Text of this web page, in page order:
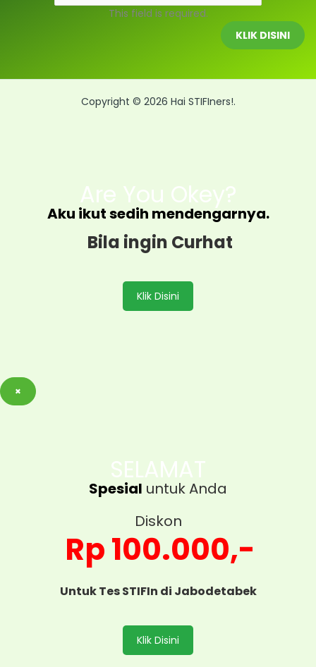
This field is required.
KLIK DISINI
Copyright © 2026 Hai STIFIners!.
Are You Okey?
Aku ikut sedih mendengarnya.
Bila ingin Curhat
Klik Disini
×
SELAMAT
Spesial untuk Anda
Diskon
Rp 100.000,-
Untuk Tes STIFIn di Jabodetabek
Klik Disini